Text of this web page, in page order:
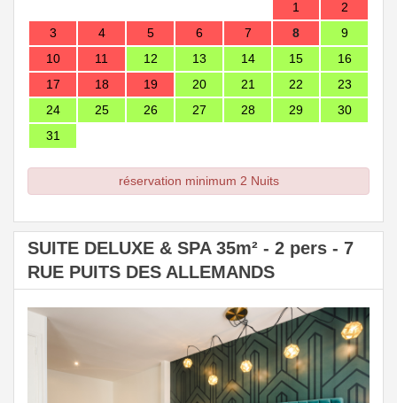
1
2
3
4 5 6 7 8
9
10
11 12 13 14 15
16
17
18 19 20 21 22
23
24
25 26 27 28 29
30
31
réservation minimum 2 Nuits
SUITE DELUXE & SPA 35m² - 2 pers - 7
RUE PUITS DES ALLEMANDS
Previous Next